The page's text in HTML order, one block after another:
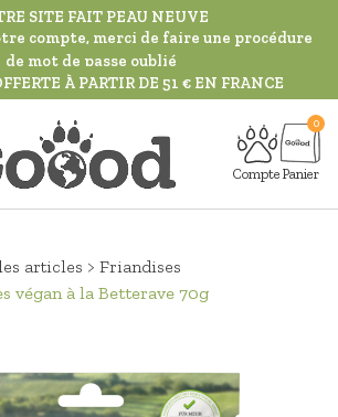
SITE FAIT PEAU NEUVE
compte, merci de faire une procédure
de mot de passe oublié
À PARTIR DE 51 € EN FRANCE
Compte Panier
articles
Friandises
végan à la Betterave 70g